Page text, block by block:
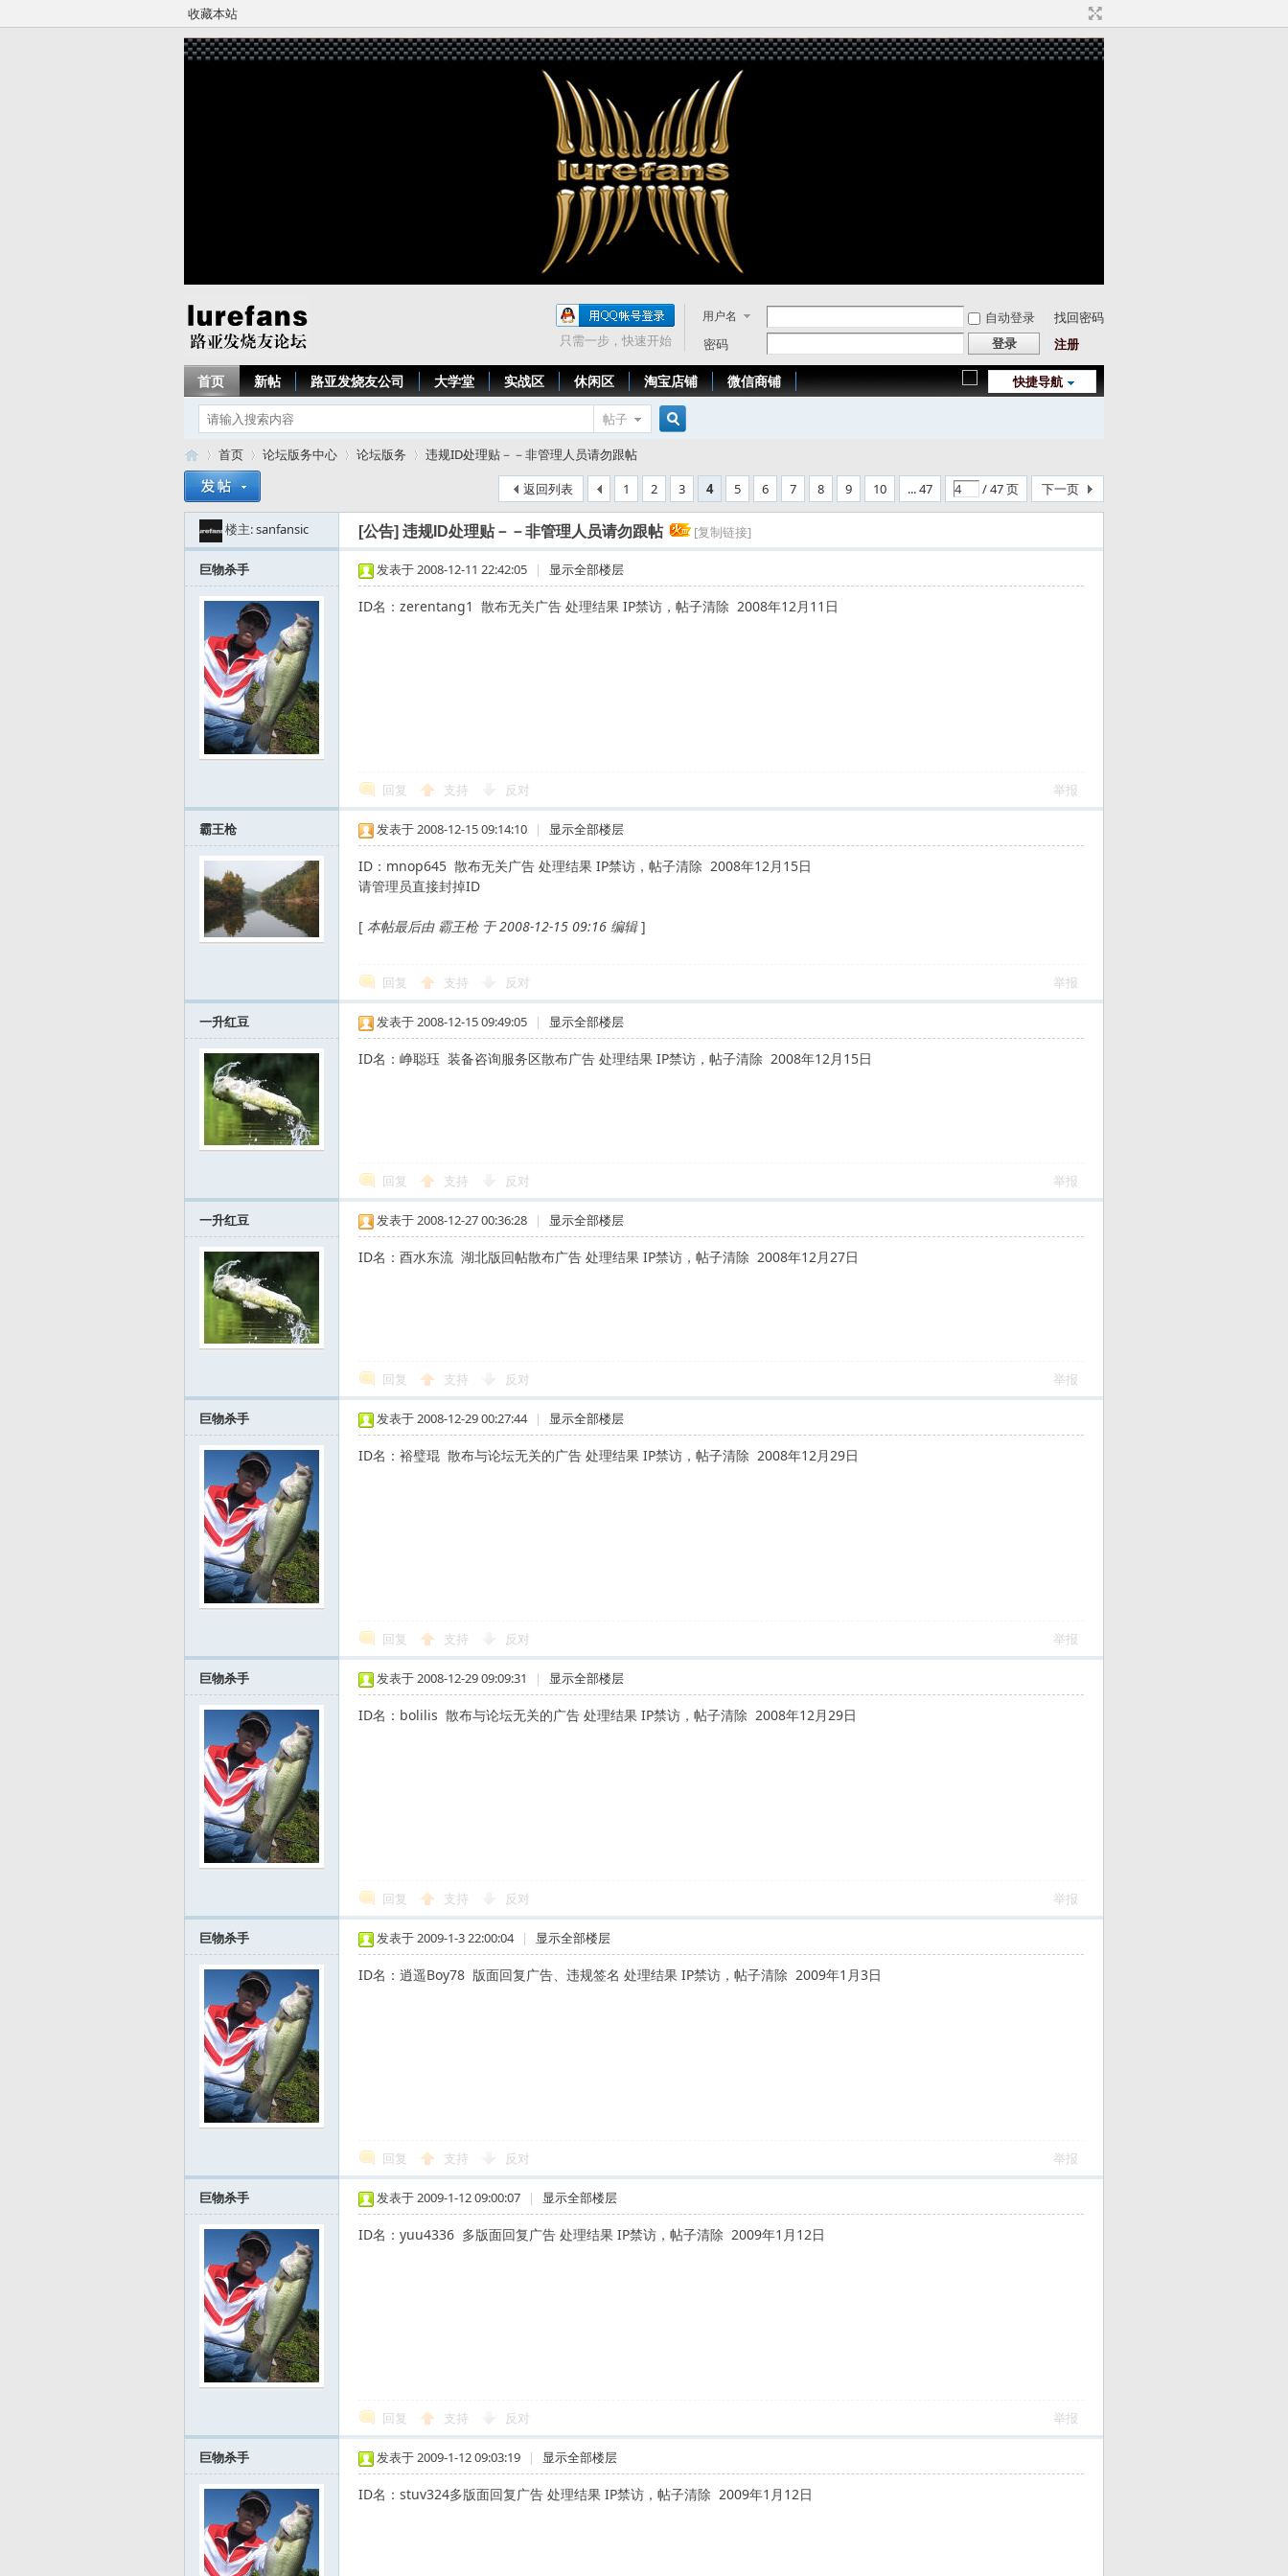
收藏本站
用户名 自动登录
找回密码
密码
登录 注册
只需一步，快速开始
快捷导航
首页 新帖 路亚发烧友公司 大学堂 实战区 休闲区 淘宝店铺 微信商铺
帖子
索
»
首页
›
论坛版务中心 论坛版务
›
违规ID处理贴－－非管理人员请勿跟帖
1
2 3 4 5 6 7 8 9 10 ... 47 / 47 页 下一页
返回列表
楼主:sanfansic [公告] 违规ID处理贴－－非管理人员请勿跟帖 [复制链接]
巨物杀手 发表于 2008-12-11 22:42:05 | 显示全部楼层
ID名：zerentang1 散布无关广告 处理结果 IP禁访，帖子清除 2008年12月11日
回复 支持 反对 举报
霸王枪 发表于 2008-12-15 09:14:10 | 显示全部楼层
ID：mnop645 散布无关广告 处理结果 IP禁访，帖子清除 2008年12月15日
请管理员直接封掉ID
[ 本帖最后由 霸王枪 于 2008-12-15 09:16 编辑]
回复 支持 反对 举报
一升红豆 发表于 2008-12-15 09:49:05 | 显示全部楼层
ID名：峥聪珏 装备咨询服务区散布广告 处理结果 IP禁访，帖子清除 2008年12月15日
回复 支持 反对 举报
一升红豆 发表于 2008-12-27 00:36:28 | 显示全部楼层
ID名：酉水东流 湖北版回帖散布广告 处理结果 IP禁访，帖子清除 2008年12月27日
回复 支持 反对 举报
巨物杀手 发表于 2008-12-29 00:27:44 | 显示全部楼层
ID名：裕璧琨 散布与论坛无关的广告 处理结果 IP禁访，帖子清除 2008年12月29日
回复 支持 反对 举报
巨物杀手 发表于 2008-12-29 09:09:31 | 显示全部楼层
ID名：bolilis 散布与论坛无关的广告 处理结果 IP禁访，帖子清除 2008年12月29日
回复 支持 反对 举报
巨物杀手 发表于 2009-1-3 22:00:04 | 显示全部楼层
ID名：逍遥Boy78 版面回复广告、违规签名 处理结果 IP禁访，帖子清除 2009年1月3日
回复 支持 反对 举报
巨物杀手 发表于 2009-1-12 09:00:07 | 显示全部楼层
ID名：yuu4336 多版面回复广告 处理结果 IP禁访，帖子清除 2009年1月12日
回复 支持 反对 举报
巨物杀手 发表于 2009-1-12 09:03:19 | 显示全部楼层
ID名：stuv324多版面回复广告 处理结果 IP禁访，帖子清除 2009年1月12日